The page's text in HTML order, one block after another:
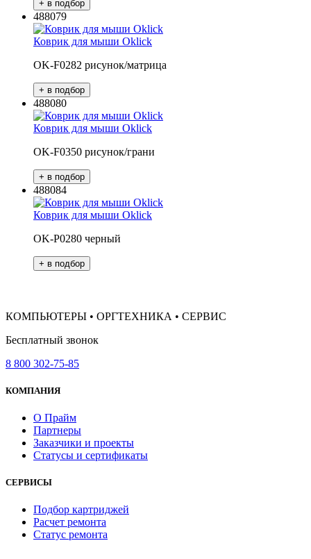
488079
Коврик для мыши Oklick
OK-F0282 рисунок/матрица
488080
Коврик для мыши Oklick
OK-F0350 рисунок/грани
488084
Коврик для мыши Oklick
OK-P0280 черный
КОМПЬЮТЕРЫ • ОРГТЕХНИКА • СЕРВИС
Бесплатный звонок
8 800 302-75-85
КОМПАНИЯ
О Прайм
Партнеры
Заказчики и проекты
Статусы и сертификаты
СЕРВИСЫ
Подбор картриджей
Расчет ремонта
Статус ремонта